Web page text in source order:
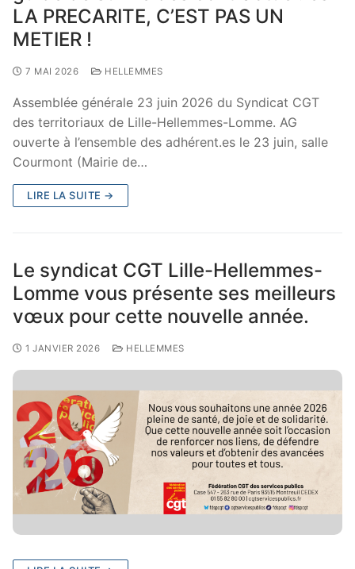
LA PRECARITE, C’EST PAS UN
METIER !
7 MAI 2026 HELLEMMES
Assemblée générale 23 juin 2026 du Syndicat CGT
des territoriaux de Lille-Hellemmes-Lomme. AG
ouverte à l’ensemble des adhérent.es le 23 juin, salle
Courmont (Mairie de…
LIRE LA SUITE →
Le syndicat CGT Lille-Hellemmes-
Lomme vous présente ses meilleurs
vœux pour cette nouvelle année.
1 JANVIER 2026 HELLEMMES